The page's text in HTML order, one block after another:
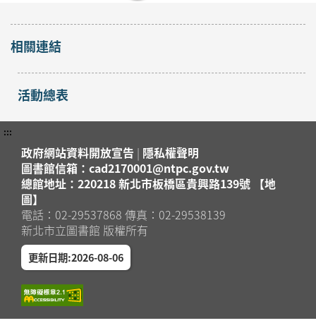
相關連結
活動總表
:::
政府網站資料開放宣告 | 隱私權聲明
圖書館信箱：cad2170001@ntpc.gov.tw
總館地址：220218 新北市板橋區貴興路139號 【地
圖】
電話：02-29537868 傳真：02-29538139
新北市立圖書館 版權所有
更新日期:2026-08-06